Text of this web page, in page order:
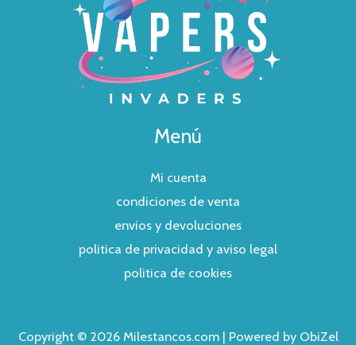
Menú
Mi cuenta
condiciones de venta
envios y devoluciones
politica de privacidad y aviso legal
politica de cookies
Copyright © 2026 Milestancos.com | Powered by ObiZel